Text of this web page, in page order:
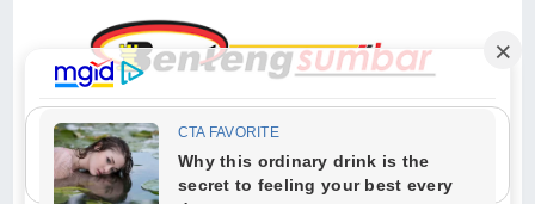
"Sesungguhnya Allah dan para malaikat-Nya berselawat untuk Nabi.
Wahai orang-orang yang beriman, berselawatlah kamu untuk Nabi dan
ucapkanlah salam dengan penuh penghormatan kepadanya." (Qs. Al
Ahzab Ayat 56)